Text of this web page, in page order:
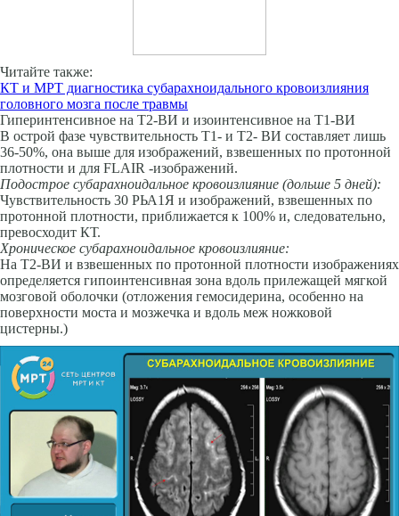
Читайте также:
КТ и МРТ диагностика субарахноидального кровоизлияния
головного мозга после травмы
Гиперинтенсивное на Т2-ВИ и изоинтенсивное на Т1-ВИ
В острой фазе чувствительность Т1- и Т2- ВИ составляет лишь
36-50%, она выше для изображений, взвешенных по протонной
плотности и для FLAIR -изображений.
Подострое субарахноидальное кровоизлияние (дольше 5 дней):
Чувстви­тельность 30 РЬА1Я и изображений, взвешенных по
протонной плотно­сти, приближается к 100% и, следовательно,
превосходит КТ.
Хроническое субарахноидальное кровоизлияние:
На Т2-ВИ и взвешенных по протонной плотности изображениях
определяется гипоинтенсивная зона вдоль прилежащей мягкой
мозговой оболочки (отложения гемосидерина, особенно на
поверхности моста и мозжечка и вдоль меж ножковой
цистерны.)